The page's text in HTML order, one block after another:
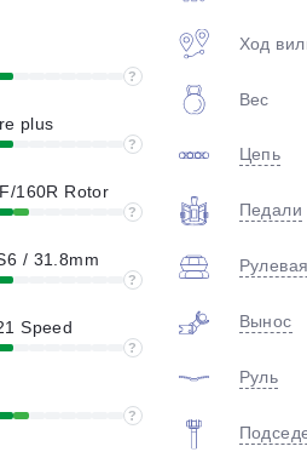
?
plus
?
160R Rotor
?
/ 31.8mm
?
Speed
?
?
Ход
Вес
Цепь
Педали
Вынос
Руль